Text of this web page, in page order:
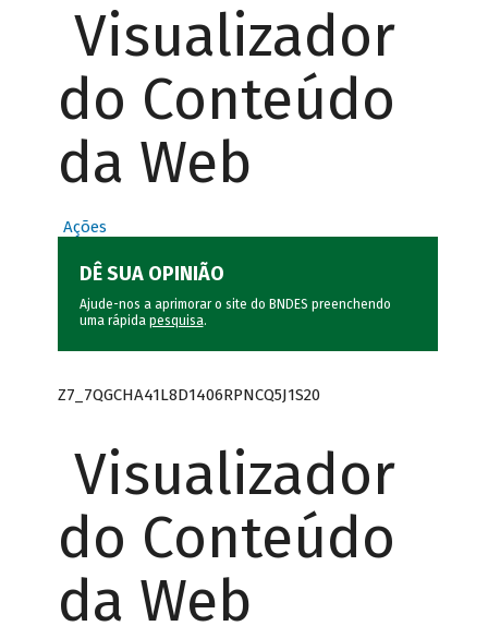
Visualizador
do Conteúdo
da Web
Ações
DÊ SUA OPINIÃO
Ajude-nos a aprimorar o site do BNDES preenchendo
uma rápida pesquisa.
Z7_7QGCHA41L8D1406RPNCQ5J1S20
Visualizador
do Conteúdo
da Web